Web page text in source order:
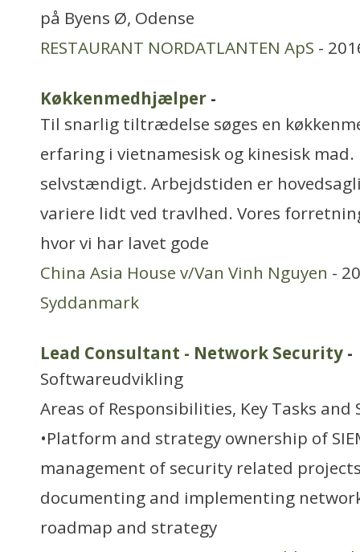
på Byens Ø, Odense
RESTAURANT NORDATLANTEN ApS -
Køkkenmedhjælper -
Til snarlig tiltrædelse søges en
erfaring i vietnamesisk og kinesisk
selvstændigt. Arbejdstiden er
variere lidt ved travlhed. Vores
hvor vi har lavet gode
China Asia House v/Van Vinh Nguyen -
Syddanmark
Lead Consultant - Network Security -
Softwareudvikling
Areas of Responsibilities, Key Tasks and
•Platform and strategy ownership of
management of security related
documenting and implementing
roadmap and strategy